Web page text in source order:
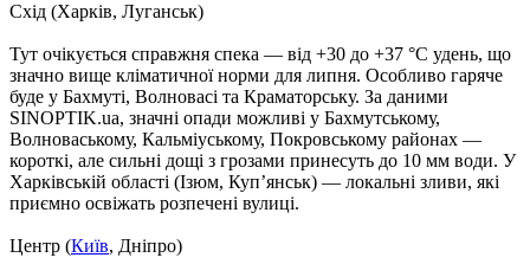
Схід (Харків, Луганськ)
Тут очікується справжня спека — від +30 до +37 °C удень, що
значно вище кліматичної норми для липня. Особливо гаряче
буде у Бахмуті, Волновасі та Краматорську. За даними
SINOPTIK.ua, значні опади можливі у Бахмутському,
Волноваському, Кальміуському, Покровському районах —
короткі, але сильні дощі з грозами принесуть до 10 мм води. У
Харківській області (Ізюм, Куп’янськ) — локальні зливи, які
приємно освіжать розпечені вулиці.
Центр (Київ, Дніпро)